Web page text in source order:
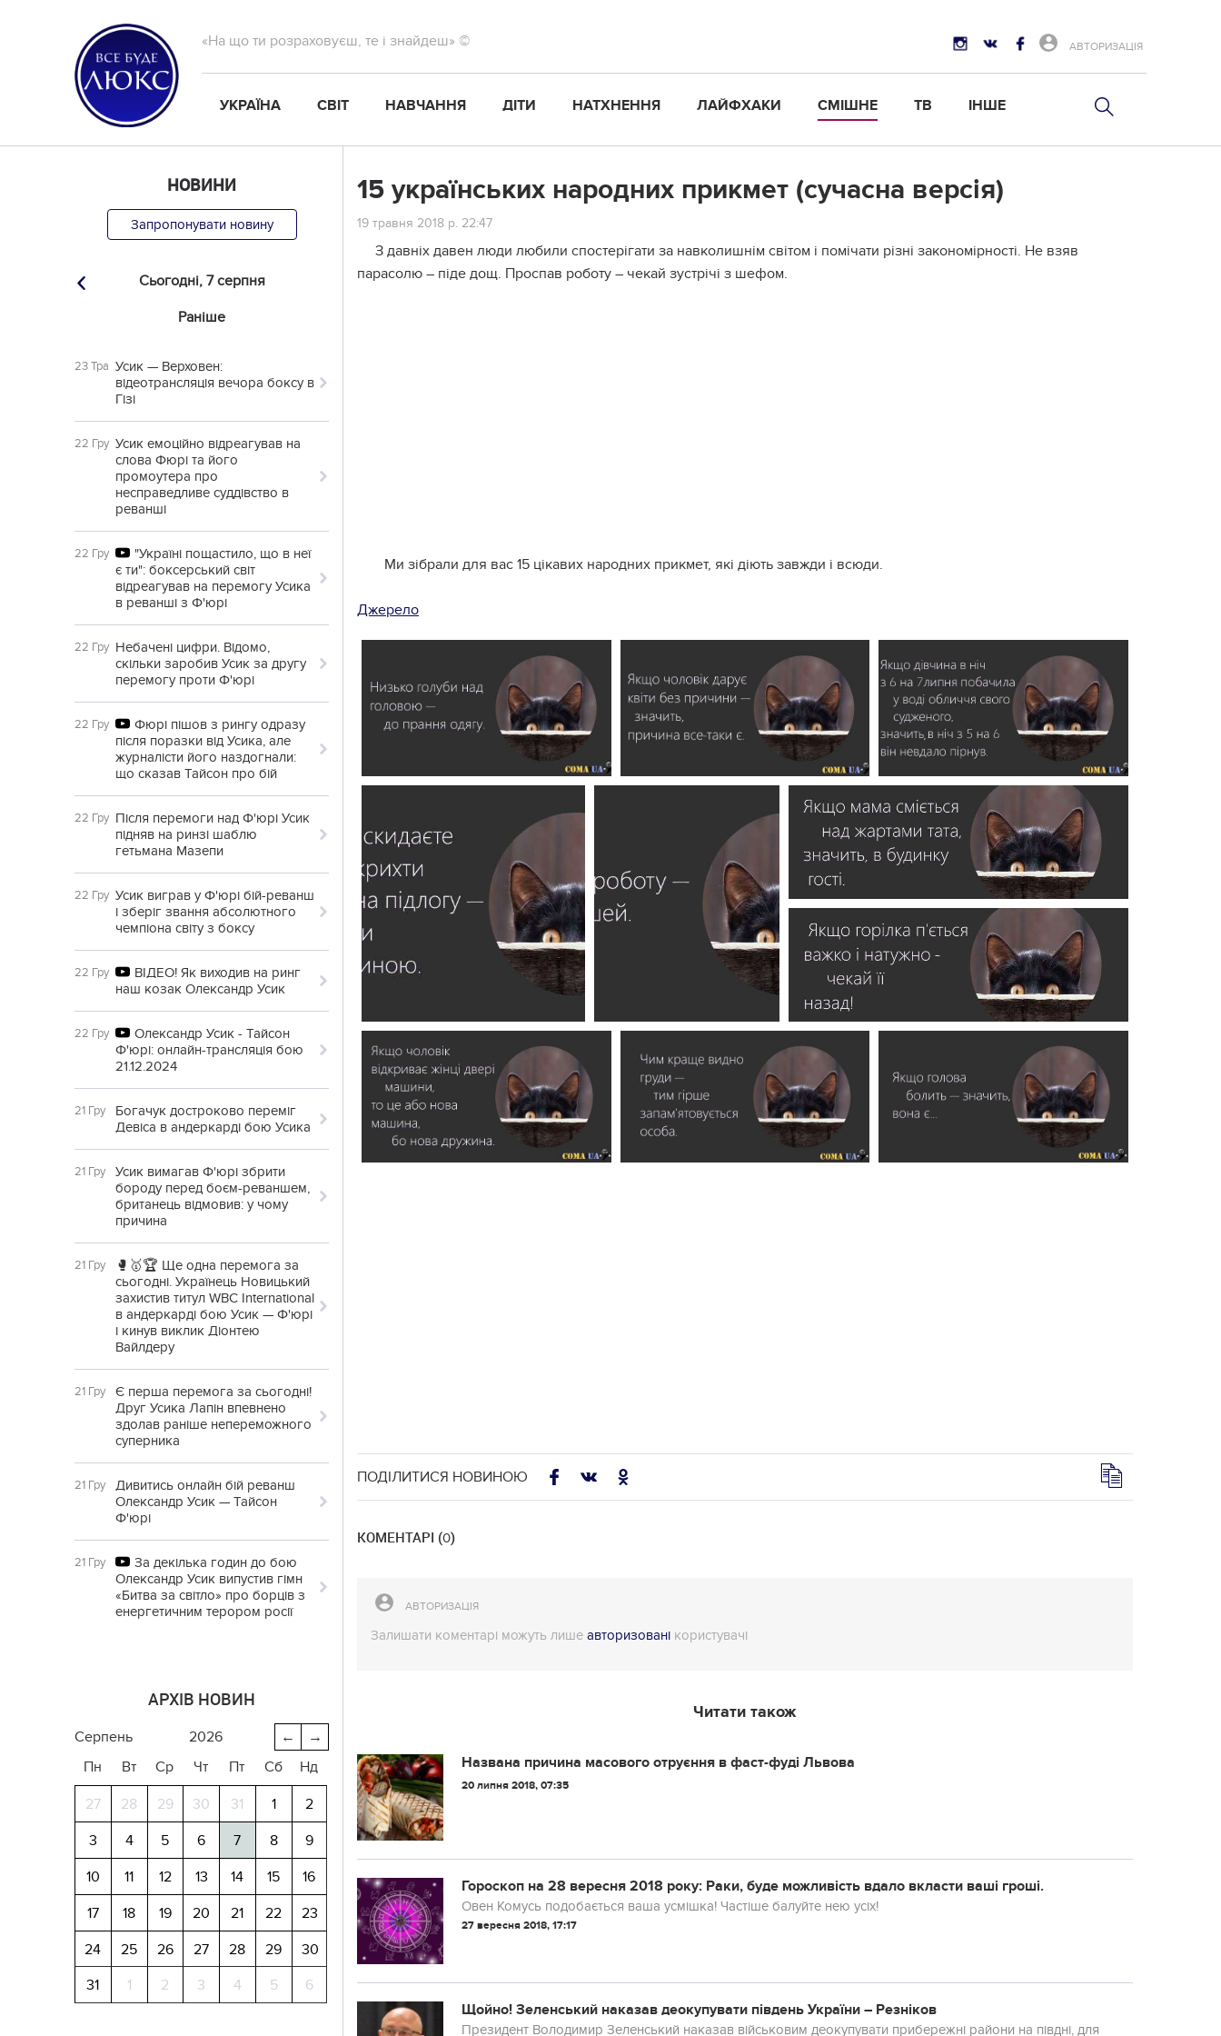
«На що ти розраховуєш, те і знайдеш» © АВТОРИЗАЦІЯ
УКРАЇНА СВІТ НАВЧАННЯ ДІТИ НАТХНЕННЯ ЛАЙФХАКИ СМІШНЕ ТВ ІНШЕ
НОВИНИ
Запропонувати новину
Сьогодні, 7 серпня
Раніше
23 Тра Усик — Верховен:
відеотрансляція вечора боксу в
Гізі
22 Гру Усик емоційно відреагував на
слова Фюрі та його
промоутера про
несправедливе суддівство в
реванші
22 Гру
"Україні пощастило, що в неї
є ти": боксерський світ
відреагував на перемогу Усика
в реванші з Ф'юрі
22 Гру Небачені цифри. Відомо,
скільки заробив Усик за другу
перемогу проти Ф'юрі
22 Гру
Фюрі пішов з рингу одразу
після поразки від Усика, але
журналісти його наздогнали:
що сказав Тайсон про бій
22 Гру Після перемоги над Ф'юрі Усик
підняв на ринзі шаблю
гетьмана Мазепи
22 Гру Усик виграв у Ф'юрі бій-реванш
і зберіг звання абсолютного
чемпіона світу з боксу
22 Гру
ВІДЕО! Як виходив на ринг
наш козак Олександр Усик
22 Гру
Олександр Усик - Тайсон
Ф'юрі: онлайн-трансляція бою
21.12.2024
21 Гру
Богачук достроково переміг
Девіса в андеркарді бою Усика
21 Гру
Усик вимагав Ф'юрі збрити
бороду перед боєм-реваншем,
британець відмовив: у чому
причина
21 Гру
🥊🥇🏆 Ще одна перемога за
сьогодні. Українець Новицький
захистив титул WBC International
в андеркарді бою Усик — Ф'юрі
і кинув виклик Діонтею
Вайлдеру
21 Гру
Є перша перемога за сьогодні!
Друг Усика Лапін впевнено
здолав раніше непереможного
суперника
21 Гру
Дивитись онлайн бій реванш
Олександр Усик — Тайсон
Ф'юрі
21 Гру
За декілька годин до бою
Олександр Усик випустив гімн
«Битва за світло» про борців з
енергетичним терором росії
АРХІВ НОВИН
→
←
серпень
2026
Пн
Вт Ср Чт Пт Сб Нд
27 28 29 30 31 1
2
3
4 5 6 7 8
9
10
11 12 13 14 15
16
17
18 19 20 21 22
23
24
25 26 27 28 29
30
31
1 2 3 4 5 6
15 українських народних прикмет (сучасна версія)
19 травня 2018 р. 22:47
З давніх давен люди любили спостерігати за навколишнім світом і помічати різні закономірності. Не взяв
парасолю – піде дощ. Проспав роботу – чекай зустрічі з шефом.
Ми зібрали для вас 15 цікавих народних прикмет, які діють завжди і всюди.
Джерело
ПОДІЛИТИСЯ НОВИНОЮ
КОМЕНТАРІ (0)
АВТОРИЗАЦІЯ
Залишати коментарі можуть лише авторизовані користувачі
Читати також
Названа причина масового отруєння в фаст-фуді Львова
20 липня 2018, 07:35
Гороскоп на 28 вересня 2018 року: Раки, буде можливість вдало вкласти ваші гроші.
Овен Комусь подобається ваша усмішка! Частіше балуйте нею усіх!
27 вересня 2018, 17:17
Щойно! Зеленський наказав деокупувати південь України – Резніков
Президент Володимир Зеленський наказав військовим деокупувати прибережні райони на півдні, для